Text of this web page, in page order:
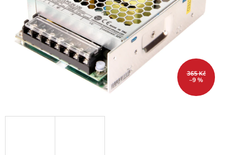
365 Kč
–9 %